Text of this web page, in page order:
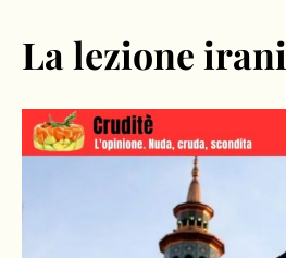
La lezione